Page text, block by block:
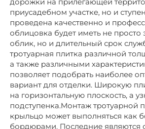
приусадебном участке, но и
проведена качественно и
облицовка будет иметь не
облик, но и длительный срок
тротуарная плитка различной
а также различными
позволяет подобрать наиболее
вариант для отделки. Широкую
на горизонтальную плоскость, а
подступенка.Монтаж тротуарной
крыльцо может выполняться как
бордюрами. Последние являются